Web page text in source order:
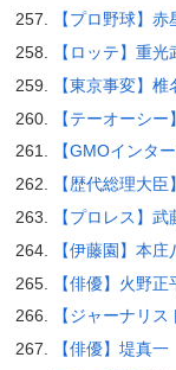
【プロ野球】赤
【ロッテ】重
【東京事変】椎
【テーオーシー
【GMOインタ
【歴代総理大
【プロレス】武
【伊藤園】本庄
【俳優】火野正
【ジャーナリ
【俳優】堤真一